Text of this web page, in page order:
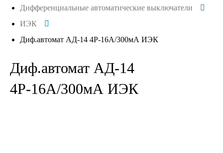
Дифференциальные автоматические выключатели
ИЭК
Диф.автомат АД-14 4Р-16А/300мА ИЭК
Диф.автомат АД-14
4Р-16А/300мА ИЭК